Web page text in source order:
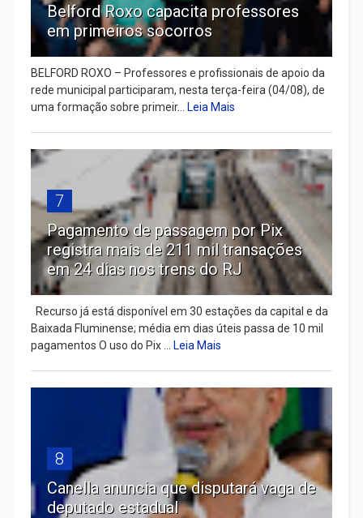
Belford Roxo capacita professores
em primeiros socorros
BELFORD ROXO – Professores e profissionais de apoio da
rede municipal participaram, nesta terça-feira (04/08), de
uma formação sobre primeir...
Leia Mais
7
Pagamento de passagem por Pix
registra mais de 211 mil transações
em 24 dias nos trens do RJ
Recurso já está disponível em 30 estações da capital e da
Baixada Fluminense; média em dias úteis passa de 10 mil
pagamentos O uso do Pix ...
Leia Mais
8
Canella anuncia que disputará vaga de
deputado estadual